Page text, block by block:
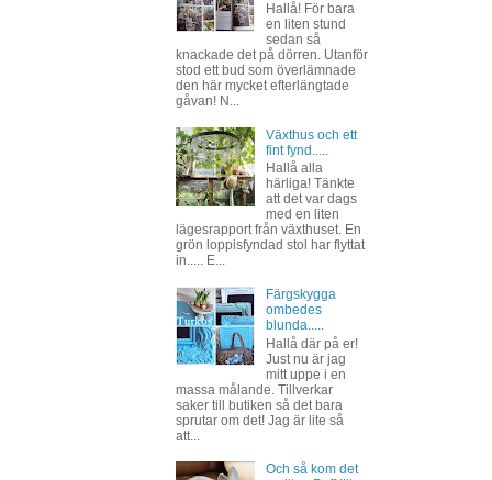
Hallå! För bara
en liten stund
sedan så
knackade det på dörren. Utanför
stod ett bud som överlämnade
den här mycket efterlängtade
gåvan! N...
Växthus och ett
fint fynd.....
Hallå alla
härliga! Tänkte
att det var dags
med en liten
lägesrapport från växthuset. En
grön loppisfyndad stol har flyttat
in..... E...
Färgskygga
ombedes
blunda.....
Hallå där på er!
Just nu är jag
mitt uppe i en
massa målande. Tillverkar
saker till butiken så det bara
sprutar om det! Jag är lite så
att...
Och så kom det